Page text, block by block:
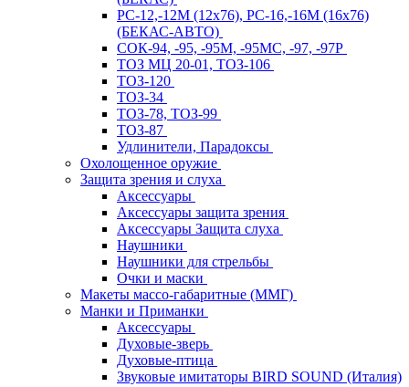
РС-12,-12М (12х76), РС-16,-16М (16х76)
(БЕКАС-АВТО)
СОК-94, -95, -95М, -95МС, -97, -97Р
ТОЗ МЦ 20-01, ТОЗ-106
ТОЗ-120
ТОЗ-34
ТОЗ-78, ТОЗ-99
ТОЗ-87
Удлинители, Парадоксы
Охолощенное оружие
Защита зрения и слуха
Аксессуары
Аксессуары защита зрения
Аксессуары Защита слуха
Наушники
Наушники для стрельбы
Очки и маски
Макеты массо-габаритные (ММГ)
Манки и Приманки
Аксессуары
Духовые-зверь
Духовые-птица
Звуковые имитаторы BIRD SOUND (Италия)